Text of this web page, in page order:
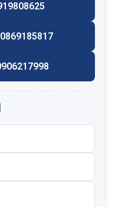
đổi A A10VSO28
thiết kế với nhiều